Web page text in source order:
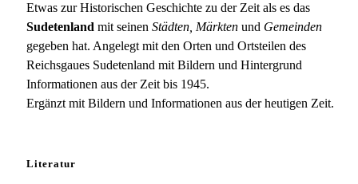
Etwas zur Historischen Geschichte zu der Zeit als es das
Sudetenland mit seinen Städten, Märkten und Gemeinden
gegeben hat. Angelegt mit den Orten und Ortsteilen des
Reichsgaues Sudetenland mit Bildern und Hintergrund
Informationen aus der Zeit bis 1945.
Ergänzt mit Bildern und Informationen aus der heutigen Zeit.
Literatur